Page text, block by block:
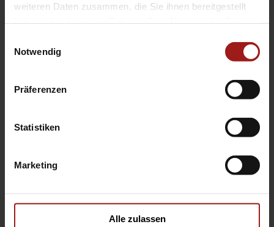
weiteren Daten zusammen, die Sie ihnen bereitgestellt
Notwendig
Präferenzen
Statistiken
Marketing
Alle zulassen
Alternative:
Wir helfen
DO-